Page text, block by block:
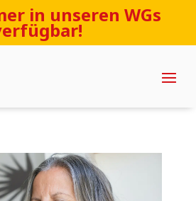
in unseren WGs